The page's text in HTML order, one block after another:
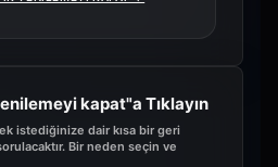
kapat"a Tıklayın
istediğinize dair kısa bir geri
Bir neden seçin ve